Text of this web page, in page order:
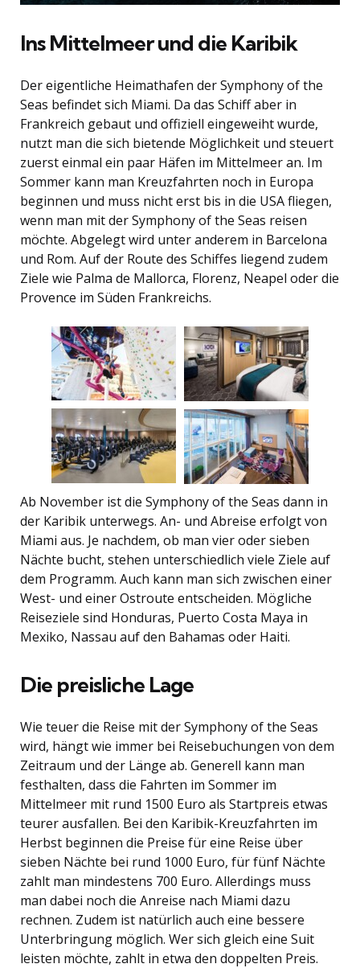
Ins Mittelmeer und die Karibik
Der eigentliche Heimathafen der Symphony of the
Seas befindet sich Miami. Da das Schiff aber in
Frankreich gebaut und offiziell eingeweiht wurde,
nutzt man die sich bietende Möglichkeit und steuert
zuerst einmal ein paar Häfen im Mittelmeer an. Im
Sommer kann man Kreuzfahrten noch in Europa
beginnen und muss nicht erst bis in die USA fliegen,
wenn man mit der Symphony of the Seas reisen
möchte. Abgelegt wird unter anderem in Barcelona
und Rom. Auf der Route des Schiffes liegend zudem
Ziele wie Palma de Mallorca, Florenz, Neapel oder die
Provence im Süden Frankreichs.
Ab November ist die Symphony of the Seas dann in
der Karibik unterwegs. An- und Abreise erfolgt von
Miami aus. Je nachdem, ob man vier oder sieben
Nächte bucht, stehen unterschiedlich viele Ziele auf
dem Programm. Auch kann man sich zwischen einer
West- und einer Ostroute entscheiden. Mögliche
Reiseziele sind Honduras, Puerto Costa Maya in
Mexiko, Nassau auf den Bahamas oder Haiti.
Die preisliche Lage
Wie teuer die Reise mit der Symphony of the Seas
wird, hängt wie immer bei Reisebuchungen von dem
Zeitraum und der Länge ab. Generell kann man
festhalten, dass die Fahrten im Sommer im
Mittelmeer mit rund 1500 Euro als Startpreis etwas
teurer ausfallen. Bei den Karibik-Kreuzfahrten im
Herbst beginnen die Preise für eine Reise über
sieben Nächte bei rund 1000 Euro, für fünf Nächte
zahlt man mindestens 700 Euro. Allerdings muss
man dabei noch die Anreise nach Miami dazu
rechnen. Zudem ist natürlich auch eine bessere
Unterbringung möglich. Wer sich gleich eine Suit
leisten möchte, zahlt in etwa den doppelten Preis.